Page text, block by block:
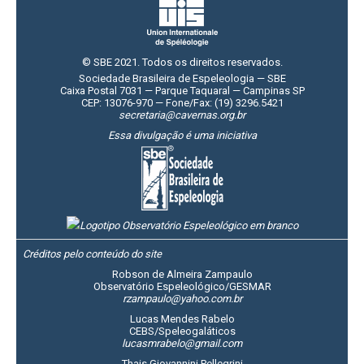
© SBE 2021. Todos os direitos reservados.
Sociedade Brasileira de Espeleologia — SBE
Caixa Postal 7031 — Parque Taquaral — Campinas SP
CEP: 13076-970 — Fone/Fax: (19) 3296.5421
secretaria@cavernas.org.br
Essa divulgação é uma iniciativa
Créditos pelo conteúdo do site
Robson de Almeira Zampaulo
Observatório Espeleológico/GESMAR
rzampaulo@yahoo.com.br
Lucas Mendes Rabelo
CEBS/Speleogaláticos
lucasmrabelo@gmail.com